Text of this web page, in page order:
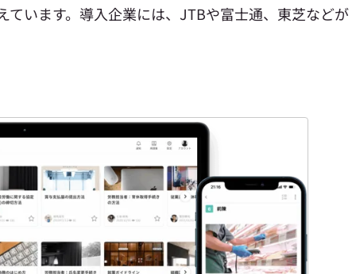
ています。導入企業には、JTBや富士通、東芝などが